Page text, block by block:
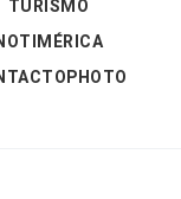
TURISMO